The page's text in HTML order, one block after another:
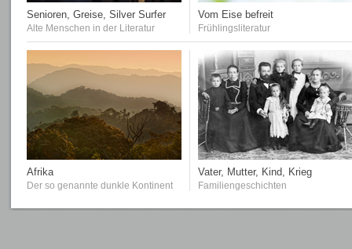
Senioren, Greise, Silver Surfer
Alte Menschen in der Literatur
Vom Eise befreit
Frühlingsliteratur
Afrika
Der so genannte dunkle Kontinent
Vater, Mutter, Kind, Krieg
Familiengeschichten